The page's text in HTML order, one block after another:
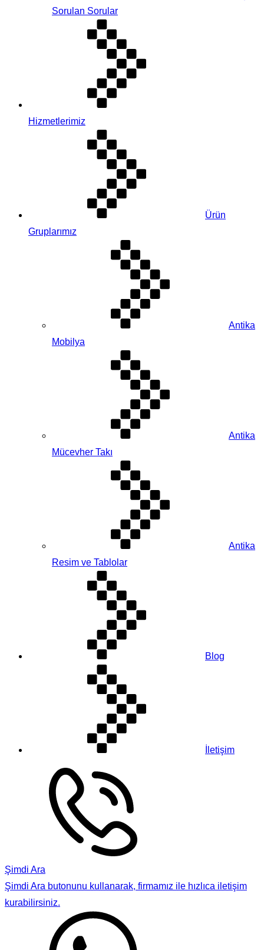
Sorulan Sorular
Hizmetlerimiz
Ürün
Gruplarımız
Antika
Mobilya
Antika
Mücevher Takı
Antika
Resim ve Tablolar
Blog
İletişim
Şimdi Ara
Şimdi Ara butonunu kullanarak, firmamız ile hızlıca iletişim
kurabilirsiniz.